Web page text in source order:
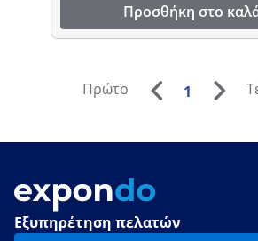
Προσθήκη στο
Πρώτο 1
Εξυπηρέτηση πελατών